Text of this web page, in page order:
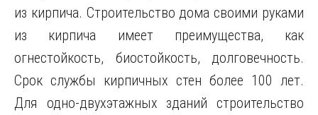
из кирпича. Строительство дома своими руками
из кирпича имеет преимущества, как
огнестойкость, биостойкость, долговечность.
Срок службы кирпичных стен более 100 лет.
Для одно-двухэтажных зданий строительство